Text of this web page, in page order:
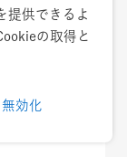
彩る展覧
提供できるよ
の取得と
効化